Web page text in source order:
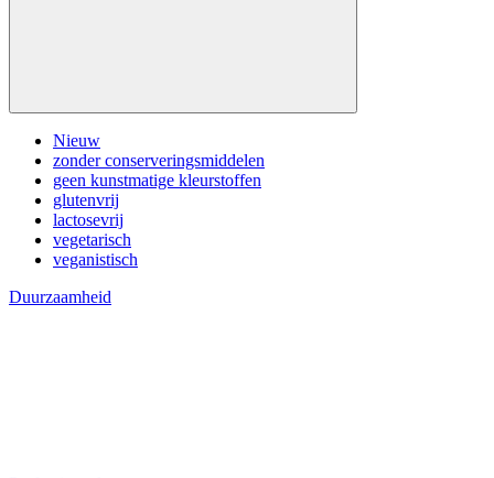
Nieuw
zonder conserveringsmiddelen
geen kunstmatige kleurstoffen
glutenvrij
lactosevrij
vegetarisch
veganistisch
Duurzaamheid